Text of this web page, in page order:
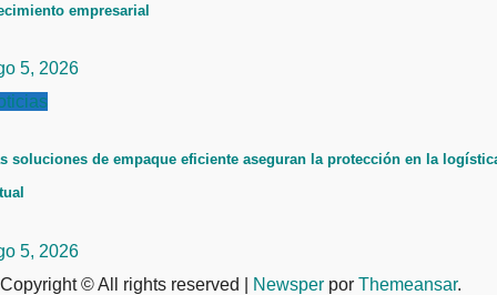
empresarial
5, 2026
soluciones de empaque eficiente aseguran la protección en la
5, 2026
Copyright © All rights reserved
Newsper por Themeansar.